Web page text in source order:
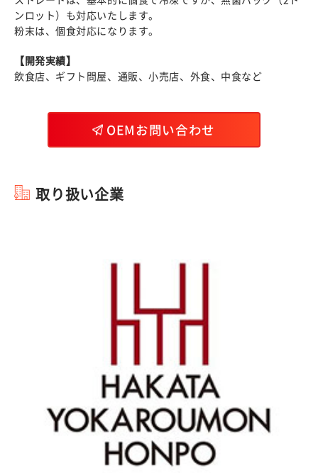
ンロット）も対応いたします。
粉末は、個食対応になります。
【開発実績】
飲食店、ギフト問屋、通販、小売店、外食、中食など
OEMお問い合わせ
取り扱い企業